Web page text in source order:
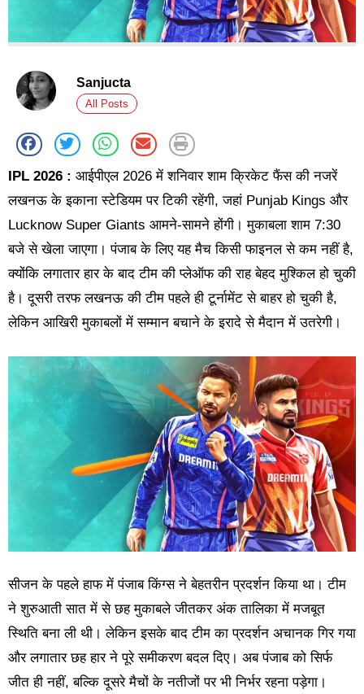
Sanjucta
All Posts
IPL 2026 : आईपीएल 2026 में शनिवार शाम क्रिकेट फैंस की नजरें
लखनऊ के इकाना स्टेडियम पर टिकी रहेंगी, जहां Punjab Kings और
Lucknow Super Giants आमने-सामने होंगी। मुकाबला शाम 7:30
बजे से खेला जाएगा। पंजाब के लिए यह मैच किसी फाइनल से कम नहीं है,
क्योंकि लगातार हार के बाद टीम की प्लेऑफ की राह बेहद मुश्किल हो चुकी
है। दूसरी तरफ लखनऊ की टीम पहले ही टूर्नामेंट से बाहर हो चुकी है,
लेकिन आखिरी मुकाबलों में सम्मान बचाने के इरादे से मैदान में उतरेगी।
सीजन के पहले हाफ में पंजाब किंग्स ने बेहतरीन प्रदर्शन किया था। टीम
ने शुरुआती सात में से छह मुकाबले जीतकर अंक तालिका में मजबूत
स्थिति बना ली थी। लेकिन इसके बाद टीम का प्रदर्शन अचानक गिर गया
और लगातार छह हार ने पूरे समीकरण बदल दिए। अब पंजाब को सिर्फ
जीत ही नहीं, बल्कि दूसरे मैचों के नतीजों पर भी निर्भर रहना पड़ेगा।